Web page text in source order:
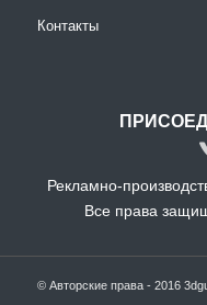
Контакты
Рекламно-
Все права
© Авторские права - 2016